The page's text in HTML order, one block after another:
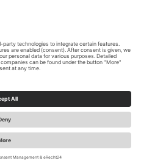
| Webdesign &
Rotomedia